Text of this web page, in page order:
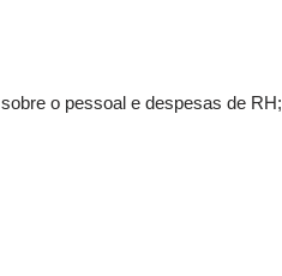
o pessoal e despesas de RH;